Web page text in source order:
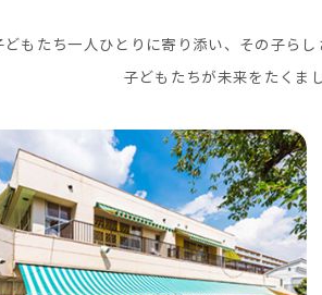
どもたち一人ひとりに寄り添い、その子ら
子どもたちが未来をたくま